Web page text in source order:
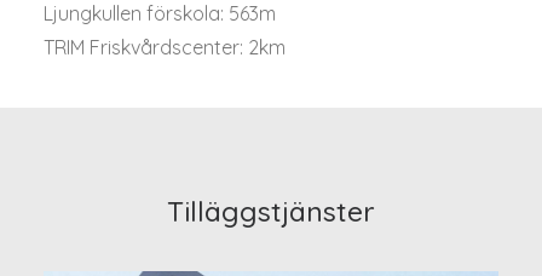
Ljungkullen förskola: 563m
TRIM Friskvårdscenter: 2km
Tilläggstjänster